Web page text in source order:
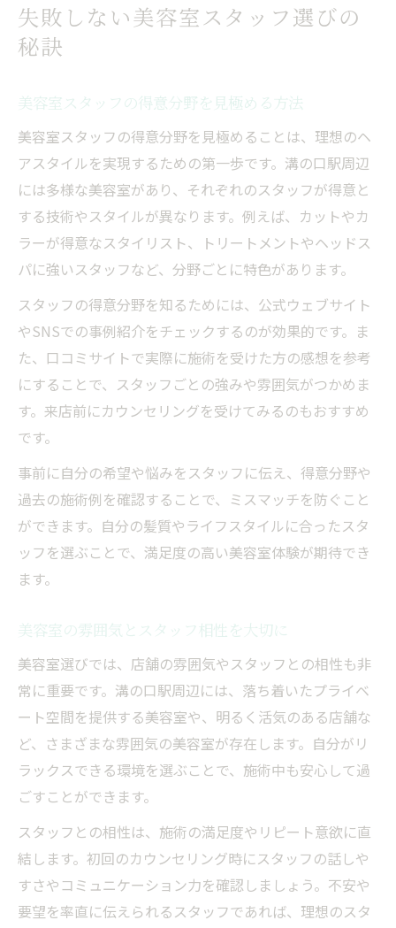
ツ
溝の口駅周辺で信頼を得るスタッフとは
溝の口駅周辺で人気の美容室スタッフ像
美容室スタッフの対応が信頼感に直結する
美容室の安心感はスタッフ選びから始まる
美容室で口コミ高評価スタッフの特徴とは
技術や接客に優れた美容室を見極めて
美容室スタッフの技術を体験で判断する
美容室の接客態度が選ばれる決め手に
美容室で感じる技術力と安心感の関係
美容室スタッフの丁寧な対応に注目しよう
美容室選びは技術と接客の両立が重要
スタッフ構成が分かる美容室の選び方
法
美容室スタッフの年齢層や役割も比較しよ
う
美容室選びはスタッフ体制のチェックが大
あなたに合う美容室スタッフ探しのコツ
美容室スタッフの得意技術を知るための質
問例
美容室選びはスタッフとの相性が決め手
美容室スタッフのプロフを活用した選び方
美容室スタッフの雰囲気や人柄も重視しよ
う
美容室で自分の要望を伝えるコツとポイン
ト
失敗しない美容室スタッフ選びの
秘訣
美容室スタッフの得意分野を見極める方法
美容室スタッフの得意分野を見極めることは、理想のヘ
アスタイルを実現するための第一歩です。溝の口駅周辺
には多様な美容室があり、それぞれのスタッフが得意と
する技術やスタイルが異なります。例えば、カットやカ
ラーが得意なスタイリスト、トリートメントやヘッドス
パに強いスタッフなど、分野ごとに特色があります。
スタッフの得意分野を知るためには、公式ウェブサイト
やSNSでの事例紹介をチェックするのが効果的です。ま
た、口コミサイトで実際に施術を受けた方の感想を参考
にすることで、スタッフごとの強みや雰囲気がつかめま
す。来店前にカウンセリングを受けてみるのもおすすめ
です。
事前に自分の希望や悩みをスタッフに伝え、得意分野や
過去の施術例を確認することで、ミスマッチを防ぐこと
ができます。自分の髪質やライフスタイルに合ったスタ
ッフを選ぶことで、満足度の高い美容室体験が期待でき
ます。
美容室の雰囲気とスタッフ相性を大切に
美容室選びでは、店舗の雰囲気やスタッフとの相性も非
常に重要です。溝の口駅周辺には、落ち着いたプライベ
ート空間を提供する美容室や、明るく活気のある店舗な
ど、さまざまな雰囲気の美容室が存在します。自分がリ
ラックスできる環境を選ぶことで、施術中も安心して過
ごすことができます。
スタッフとの相性は、施術の満足度やリピート意欲に直
結します。初回のカウンセリング時にスタッフの話しや
すさやコミュニケーション力を確認しましょう。不安や
要望を率直に伝えられるスタッフであれば、理想のスタ